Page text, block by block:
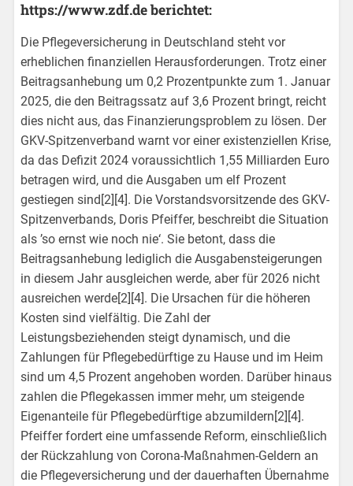
https://www.zdf.de berichtet:
Die Pflegeversicherung in Deutschland steht vor
erheblichen finanziellen Herausforderungen. Trotz einer
Beitragsanhebung um 0,2 Prozentpunkte zum 1. Januar
2025, die den Beitragssatz auf 3,6 Prozent bringt, reicht
dies nicht aus, das Finanzierungsproblem zu lösen. Der
GKV-Spitzenverband warnt vor einer existenziellen Krise,
da das Defizit 2024 voraussichtlich 1,55 Milliarden Euro
betragen wird, und die Ausgaben um elf Prozent
gestiegen sind[2][4]. Die Vorstandsvorsitzende des GKV-
Spitzenverbands, Doris Pfeiffer, beschreibt die Situation
als ’so ernst wie noch nie‘. Sie betont, dass die
Beitragsanhebung lediglich die Ausgabensteigerungen
in diesem Jahr ausgleichen werde, aber für 2026 nicht
ausreichen werde[2][4]. Die Ursachen für die höheren
Kosten sind vielfältig. Die Zahl der
Leistungsbeziehenden steigt dynamisch, und die
Zahlungen für Pflegebedürftige zu Hause und im Heim
sind um 4,5 Prozent angehoben worden. Darüber hinaus
zahlen die Pflegekassen immer mehr, um steigende
Eigenanteile für Pflegebedürftige abzumildern[2][4].
Pfeiffer fordert eine umfassende Reform, einschließlich
der Rückzahlung von Corona-Maßnahmen-Geldern an
die Pflegeversicherung und der dauerhaften Übernahme